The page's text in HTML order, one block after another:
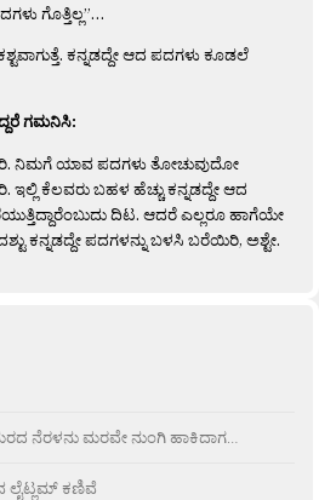
ಗೊತ್ತಿಲ್ಲ”…
ಕನ್ನಡದ್ದೇ ಆದ ಪದಗಳು ಕೂಡಲೆ
ಗಮನಿಸಿ:
ನಿಮಗೆ ಯಾವ ಪದಗಳು ತೋಚುವುದೋ
ಕೆಲವರು ಬಹಳ ಹೆಚ್ಚು ಕನ್ನಡದ್ದೇ ಆದ
ದಿಟ. ಆದರೆ ಎಲ್ಲರೂ ಹಾಗೆಯೇ
ಕನ್ನಡದ್ದೇ ಪದಗಳನ್ನು ಬಳಸಿ ಬರೆಯಿರಿ, ಅಶ್ಟೇ.
ನೆರಳನು ಮರವೇ ನುಂಗಿ ಹಾಕಿದಾಗ…
ಲೈಟ್ಲಮ್ ಕಣಿವೆ